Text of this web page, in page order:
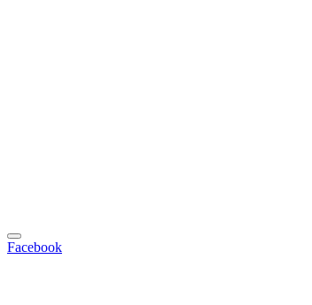
Facebook